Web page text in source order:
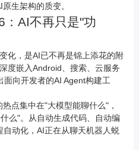
生架构的质变。
AI不再只是"功
化，是AI已不再是锦上添花的附
度嵌入Android、搜索、云服务
向开发者的AI Agent构建工
点集中在"大模型能聊什么"，
么"。从自动生成代码、自动编
动化，AI正在从聊天机器人蜕